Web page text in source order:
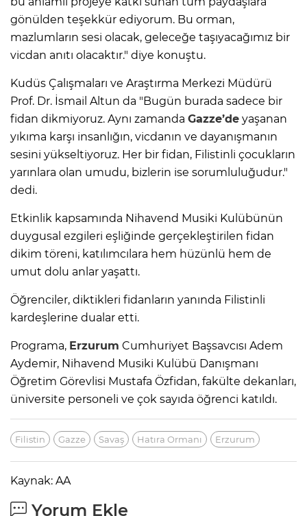
gönülden teşekkür ediyorum. Bu orman,
mazlumların sesi olacak, geleceğe taşıyacağımız bir
vicdan anıtı olacaktır." diye konuştu.
Kudüs Çalışmaları ve Araştırma Merkezi Müdürü
Prof. Dr. İsmail Altun da "Bugün burada sadece bir
fidan dikmiyoruz. Aynı zamanda Gazze’de yaşanan
yıkıma karşı insanlığın, vicdanın ve dayanışmanın
sesini yükseltiyoruz. Her bir fidan, Filistinli çocukların
yarınlara olan umudu, bizlerin ise sorumluluğudur."
dedi.
Etkinlik kapsamında Nihavend Musiki Kulübünün
duygusal ezgileri eşliğinde gerçekleştirilen fidan
dikim töreni, katılımcılara hem hüzünlü hem de
umut dolu anlar yaşattı.
Öğrenciler, diktikleri fidanların yanında Filistinli
kardeşlerine dualar etti.
Programa, Erzurum Cumhuriyet Başsavcısı Adem
Aydemir, Nihavend Musiki Kulübü Danışmanı
Öğretim Görevlisi Mustafa Özfidan, fakülte dekanları,
üniversite personeli ve çok sayıda öğrenci katıldı.
Filistin Gazze Savaş Hatıra Ormanı Erzurum
Kaynak: AA
Yorum Ekle